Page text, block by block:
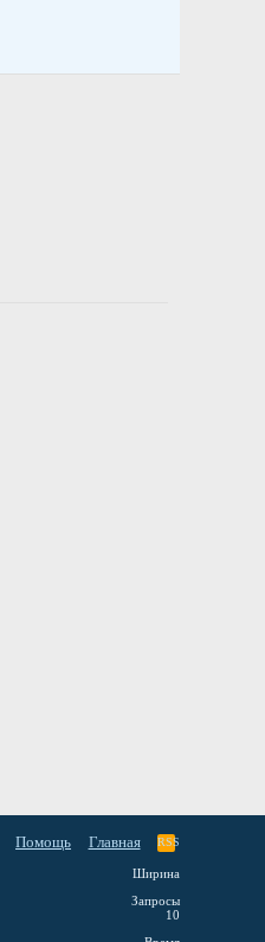
Помощь Главная RSS
Ширина
Запросы
10